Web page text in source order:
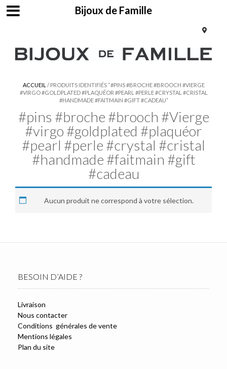
ACCUEIL / PRODUITS IDENTIFIÉS “#PINS #BROCHE #BROOCH #VIERGE
#VIRGO #GOLDPLATED #PLAQUÉOR #PEARL #PERLE #CRYSTAL #CRISTAL
#HANDMADE #FAITMAIN #GIFT #CADEAU”
#pins #broche #brooch #Vierge
#virgo #goldplated #plaquéor
#pearl #perle #crystal #cristal
#handmade #faitmain #gift
#cadeau
Aucun produit ne correspond à votre sélection.
BESOIN D’AIDE ?
Livraison
Nous contacter
Conditions générales de vente
Mentions légales
Plan du site
Bijoux de Famille